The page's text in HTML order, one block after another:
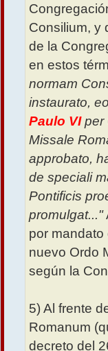
Consilium, y
de la
en estos
normam
instaurato,
Paulo VIper
Missale
approbato,
de speciali
Pontificis
promulgat..."
por
nuevo Ordo
según la
5) Al frente
Romanum
decreto del